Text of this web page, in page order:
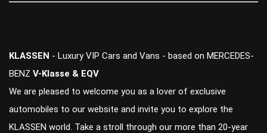
KLASSEN - Luxury VIP Cars and Vans - based on MERCEDES-
BENZ V-Klasse & EQV
We are pleased to welcome you as a lover of exclusive
automobiles to our website and invite you to explore the
KLASSEN world. Take a stroll through our more than 20-year